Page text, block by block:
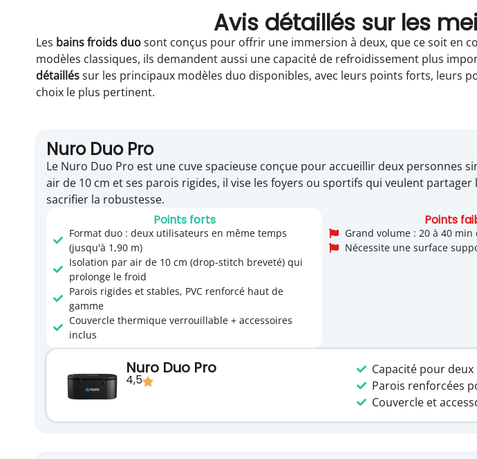
Avis détaillés sur les
Les bains froids duosont conçus pour offrir une immersion à deux, que ce soit en
modèles classiques, ils demandent aussi une capacité de refroidissement plus
détailléssur les principaux modèles duo disponibles, avec leurs points forts, leurs
choix le plus pertinent.
Nuro Duo Pro
Le Nuro Duo Pro est une cuve spacieuse conçue pour accueillir deux personnes
air de 10 cm et ses parois rigides, il vise les foyers ou sportifs qui veulent
sacrifier la robustesse.
Points forts
Format duo : deux utilisateurs en même temps
(jusqu'à 1,90 m)
Isolation par air de 10 cm (drop-stitch breveté) qui
prolonge le froid
Parois rigides et stables, PVC renforcé haut de
gamme
Couvercle thermique verrouillable + accessoires
inclus
Points
Grand volume : 20 à 40
Nécessite une surface
Nuro Duo Pro
4,5
Capacité pour
Parois renforcées
Couvercle et